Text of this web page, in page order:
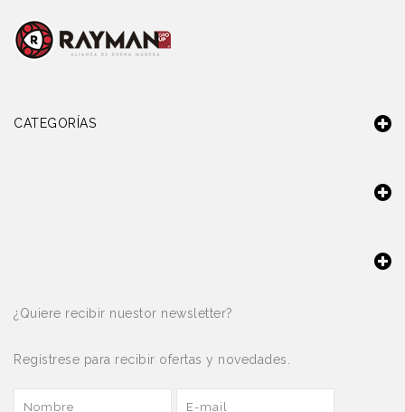
CATEGORÍAS
¿Quiere recibir nuestor newsletter?
Regístrese para recibir ofertas y novedades.